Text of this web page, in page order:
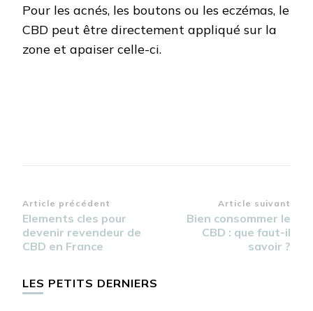
Pour les acnés, les boutons ou les eczémas, le
CBD peut être directement appliqué sur la
zone et apaiser celle-ci.
Navigation
d’article
Article précédent
Elements cles pour
devenir revendeur de
CBD en France
Article suivant
Bien consommer le
CBD : que faut-il
savoir ?
LES PETITS DERNIERS